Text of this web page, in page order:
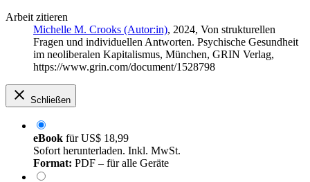
Arbeit zitieren
Michelle M. Crooks (Autor:in), 2024, Von strukturellen
Fragen und individuellen Antworten. Psychische Gesundheit
im neoliberalen Kapitalismus, München, GRIN Verlag,
https://www.grin.com/document/1528798
Schließen
eBook fürUS$ 18,99
Sofort herunterladen. Inkl. MwSt.
Format: PDF – für alle Geräte